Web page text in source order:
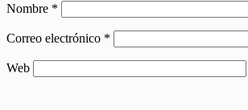
Nombre *
Correo electrónico *
Web